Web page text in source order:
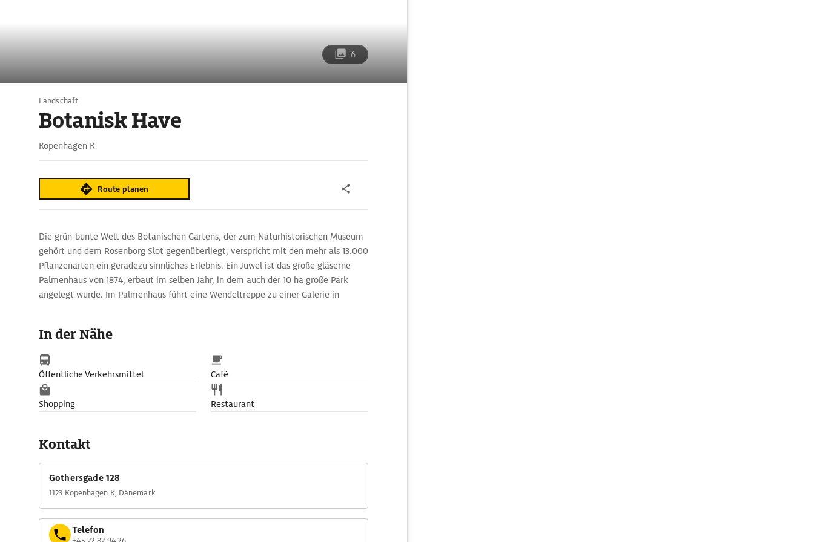
6
Landschaft
Botanisk Have
Kopenhagen K
Route planen
Die grün-bunte Welt des Botanischen Gartens, der zum Naturhistorischen Museum
gehört und dem Rosenborg Slot gegenüberliegt, verspricht mit den mehr als 13.000
Pflanzenarten ein geradezu sinnliches Erlebnis. Ein Juwel ist das große gläserne
Palmenhaus von 1874, erbaut im selben Jahr, in dem auch der 10 ha große Park
angelegt wurde. Im Palmenhaus führt eine Wendeltreppe zu einer Galerie in
fleischfressende Pflanzen, seltene Bäume und zahlreiche Spezialsammlungen wie
Wasser- und Farbpflanzen zu sehen. Das im Sommer geöffnete Schmetterlingshaus
wird von großen, bunten Flatterwesen bevölkert.
In der Nähe
Öffentliche Verkehrsmittel Café
Shopping Restaurant
Kontakt
Gothersgade 128
1123 Kopenhagen K, Dänemark
Telefon